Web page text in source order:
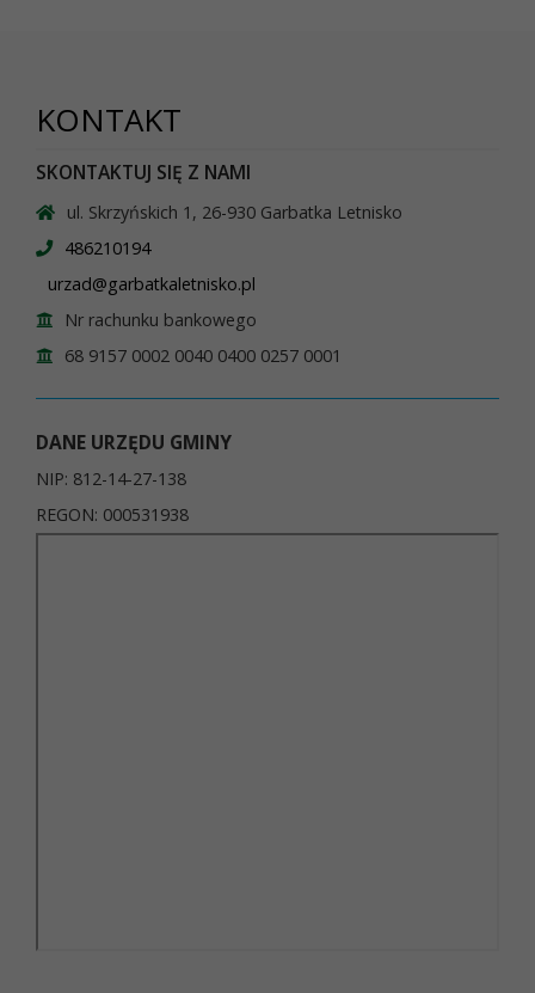
KONTAKT
SKONTAKTUJ SIĘ Z NAMI
ul. Skrzyńskich 1, 26-930 Garbatka Letnisko
486210194
urzad@garbatkaletnisko.pl
Nr rachunku bankowego
68 9157 0002 0040 0400 0257 0001
DANE URZĘDU GMINY
NIP: 812-14-27-138
REGON: 000531938